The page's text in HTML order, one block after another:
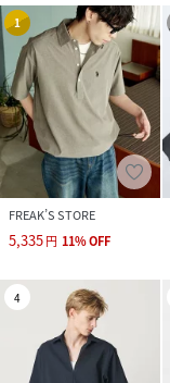
1
FREAK’S STORE
5,335円 11%OFF
4